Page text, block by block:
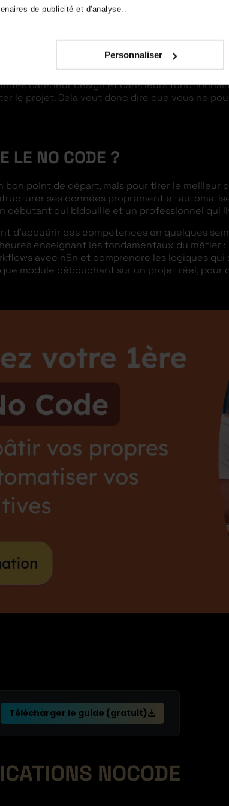
de publicité et d'analyse..
Personnaliser
tout et il comporte des limites qu’il faut
dans leur design et dans leurs
le projet. Cela veut donc dire que vous ne
LE NO CODE ?
bon point de départ, mais pour tirer le
ses données proprement et
débutant qui bidouille et un professionnel qui
d’acquérir ces compétences en quelques
enseignant les fondamentaux du
avec n8n et comprendre les logiques
module débouchant sur un projet réel,
Télécharger le guide (gratuit)
NOCODE